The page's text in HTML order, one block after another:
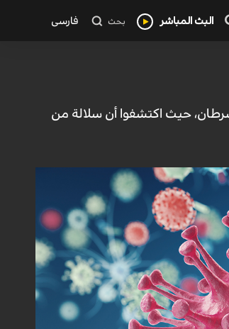
البث المباشر بحث فارسی
حيث اكتشفوا أن سلالة من